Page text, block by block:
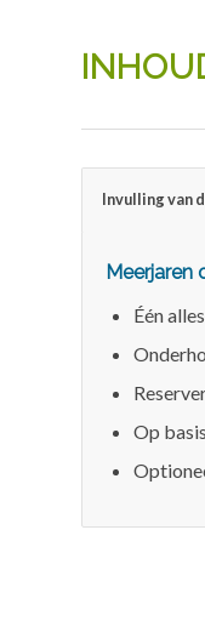
Invulling van
Meerjaren
Één
Op